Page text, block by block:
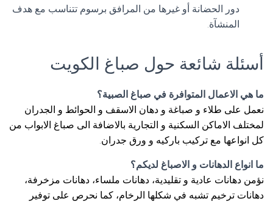
دور الحضانة أو غيرها من المرافق برسوم تتناسب مع هدف
المنشآة.
أسئلة شائعة حول صباغ الكويت
ما هي الاعمال المتوافرة في صباغ الصبية؟
نعمل على طلاء و صباغة و دهان الاسقف و الحوائط و الجدران
لمختلف الاماكن السكنية و التجارية بالاضافة الى صباغ الابواب من
كل انواعها مع تركيب باركيه و ورق جدران.
ما انواع الدهانات و الاصباغ لديكم؟
نؤمن دهانات عادية و تقليدية، دهانات ملساء، دهانات مزخرفة،
دهانات ترخيم تشبه في شكلها الرخام، كما نحرص على توفير